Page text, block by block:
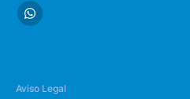
Aviso Legal